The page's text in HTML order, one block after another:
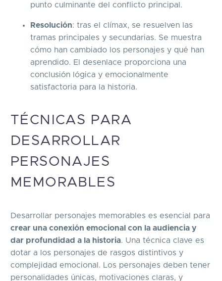
punto culminante del conflicto principal.
Resolución: tras el clímax, se resuelven las
tramas principales y secundarias. Se muestra
cómo han cambiado los personajes y qué han
aprendido. El desenlace proporciona una
conclusión lógica y emocionalmente
satisfactoria para la historia.
TÉCNICAS PARA
DESARROLLAR
PERSONAJES
MEMORABLES
Desarrollar personajes memorables es esencial para
crear una conexión emocional con la audiencia y
dar profundidad a la historia. Una técnica clave es
dotar a los personajes de rasgos distintivos y
complejidad emocional. Los personajes deben tener
personalidades únicas, motivaciones claras, y